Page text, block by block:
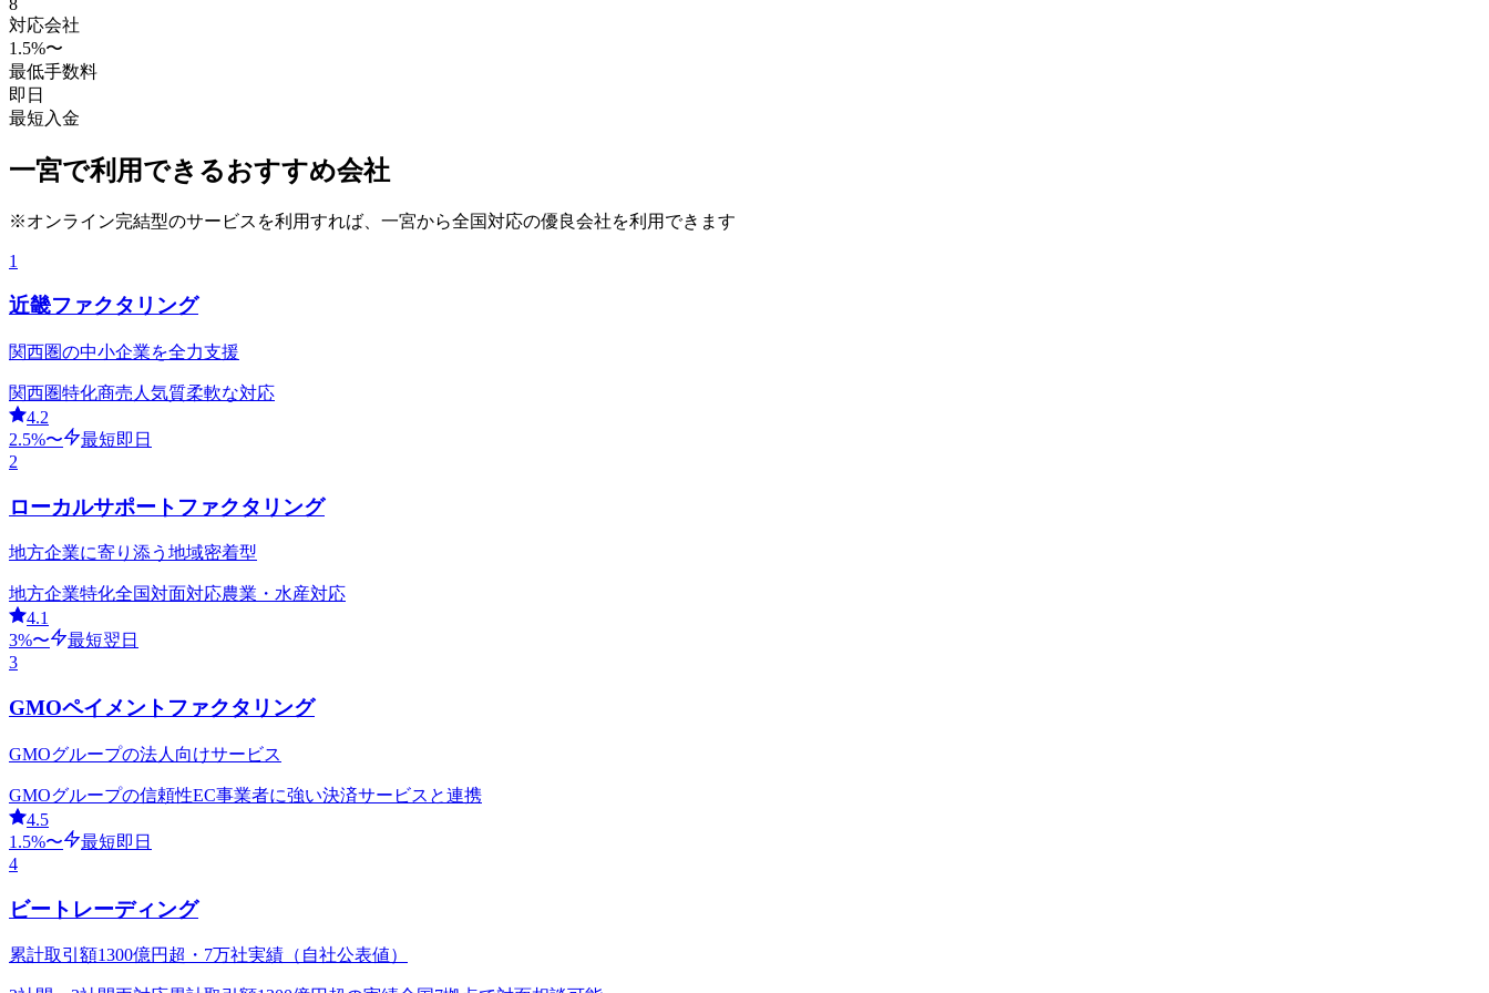
対応会社
1.5%〜
最低手数料
即日
最短入金
一宮で利用できるおすすめ会社
※オンライン完結型のサービスを利用すれば、 一宮から全国対応の優良会社を利用できます
1
近畿ファクタリング
関西圏の中小企業を全力支援
関西圏特化商売人気質柔軟な対応
4.2
2.5%〜
最短即日
2
ローカルサポートファクタリング
地方企業に寄り添う地域密着型
地方企業特化全国対面対応農業・水産対応
4.1
3%〜
最短翌日
3
GMOペイメントファクタリング
GMOグループの法人向けサービス
GMOグループの信頼性EC事業者に強い決済サービスと連携
4.5
1.5%〜
最短即日
4
ビートレーディング
累計取引額1300億円超・7万社実績（自社公表値）